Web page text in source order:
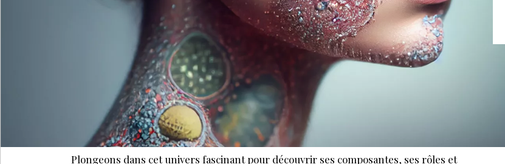
Plongeons dans cet univers fascinant pour découvrir ses composantes, ses rôles et